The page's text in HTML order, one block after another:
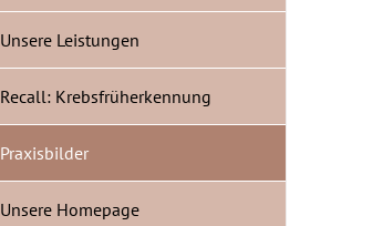
Unsere Leistungen
Recall: Krebsfrüherkennung
Praxisbilder
Unsere Homepage